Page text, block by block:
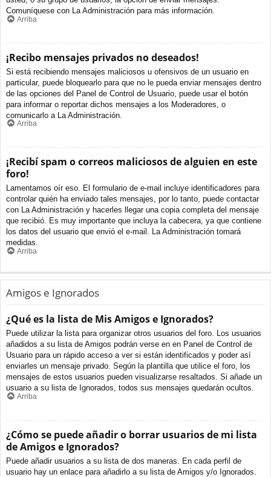
Comuníquese con La Administración para más información.
Arriba
¡Recibo mensajes privados no deseados!
Si está recibiendo mensajes maliciosos u ofensivos de un usuario en
particular, puede bloquearlo para que no le pueda enviar mensajes dentro
de las opciones del Panel de Control de Usuario, puede usar el botón
para informar o reportar dichos mensajes a los Moderadores, o
comunicarlo a La Administración.
Arriba
¡Recibí spam o correos maliciosos de alguien en este
foro!
Lamentamos oír eso. El formulario de e-mail incluye identificadores para
controlar quién ha enviado tales mensajes, por lo tanto, puede contactar
con La Administración y hacerles llegar una copia completa del mensaje
que recibió. Es muy importante que incluya la cabecera, ya que contiene
los datos del usuario que envió el e-mail. La Administración tomará
medidas.
Arriba
Amigos e Ignorados
¿Qué es la lista de Mis Amigos e Ignorados?
Puede utilizar la lista para organizar otros usuarios del foro. Los usuarios
añadidos a su lista de Amigos podrán verse en en Panel de Control de
Usuario para un rápido acceso a ver si están identificados y poder así
enviarles un mensaje privado. Según la plantilla que utilice el foro, los
mensajes de estos usuarios pueden visualizarse resaltados. Si añade un
usuario a su lista de Ignorados, todos sus mensajes quedarán ocultos.
Arriba
¿Cómo se puede añadir o borrar usuarios de mi lista
de Amigos e Ignorados?
Puede añadir usuarios a su lista de dos maneras. En cada perfil de
usuario hay un enlace para añadirlo a su lista de Amigos y/o Ignorados.